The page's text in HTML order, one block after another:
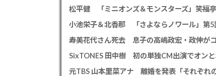
小池栄子＆北香那 「さよならノワール」第5
元TBS 山本里菜アナ 離婚を発表「それぞれ